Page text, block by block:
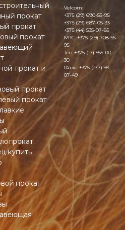
прокат
прокат
прокат
прокат и
прокат
прокат
купить
прокат
Velcom:
+375 (29) 690-55-95
+375 (29) 687-05-33
+375 (44) 535-07-85
MTC:+375 (29) 708-55-
95
Тел: +375 (17) 555-00-
30
Факс: +375 (177) 94-
07-49